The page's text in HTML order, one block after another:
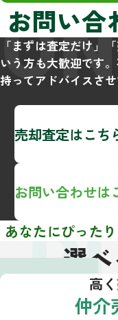
お問い合
「まずは査定だけ」
いう方も大歓迎です
持ってアドバイスさせ
売却査定はこち
お問い合わせは
あなたにぴった
選
高
仲介